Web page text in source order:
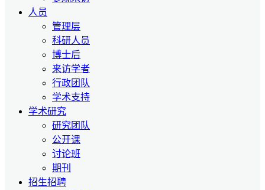
人员
管理层
科研人员
博士后
来访学者
行政团队
学术支持
学术研究
研究团队
公开课
讨论班
期刊
招生招聘